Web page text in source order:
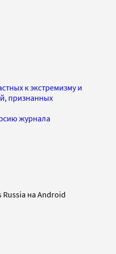
к экстремизму и
признанных
журнала
на Android